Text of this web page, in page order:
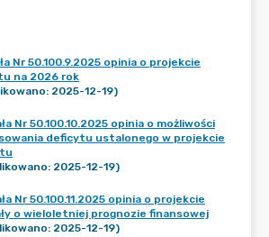
Nr 50.100.9.2025 opinia o projekcie
na 2026 rok
2025-12-19)
Nr 50.100.10.2025 opinia o możliwości
deficytu ustalonego w projekcie
2025-12-19)
Nr 50.100.11.2025 opinia o projekcie
o wieloletniej prognozie finansowej
2025-12-19)